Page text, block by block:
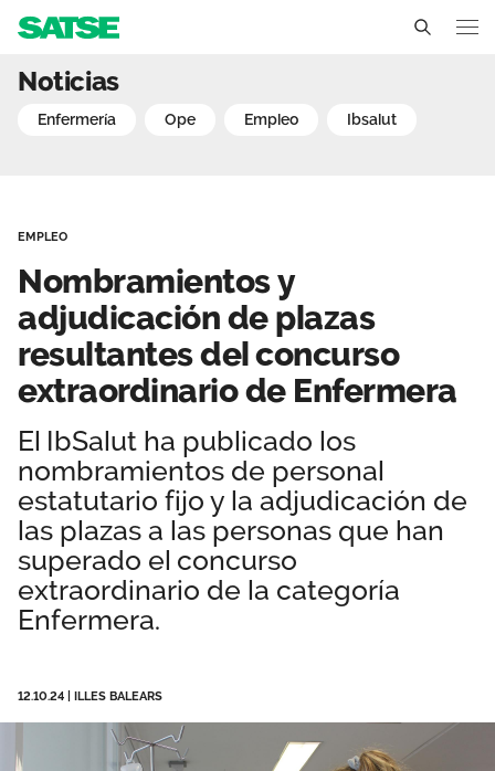
Delegados Sindicales
Estructura organizativa
Transparencia
Secciones sindicales
Servicios
Actualidad
Temas
Sala de prensa
Documentos
Publicaciones
Vídeos
Campañas
Illes Balears
Contáctanos
Área privada
Únete
Nombramientos y
Noticias
enfermería ope empleo ibsalut
EMPLEO
Nombramientos y
adjudicación de plazas
resultantes del concurso
extraordinario de Enfermera
El IbSalut ha publicado los
nombramientos de personal
estatutario fijo y la adjudicación de
las plazas a las personas que han
superado el concurso
extraordinario de la categoría
Enfermera.
12.10.24 ILLES BALEARS